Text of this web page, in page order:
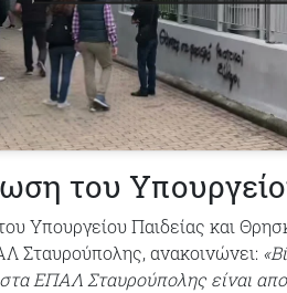
του
Υπουργείου Παιδείας και
Σταυρούπολης, ανακοινώνει:
ΕΠΑΛ Σταυρούπολης είναι